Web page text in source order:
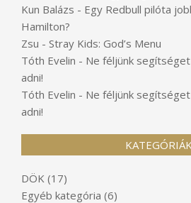
Kun Balázs - Egy Redbull pilóta
Hamilton?
Zsu - Stray Kids: God’s Menu
Tóth Evelin - Ne féljünk
adni!
Tóth Evelin - Ne féljünk
adni!
KATEGÓRIÁK
DÖK (17)
Egyéb kategória (6)